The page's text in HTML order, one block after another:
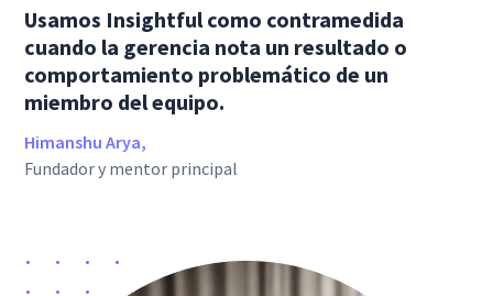
Usamos Insightful como contramedida
cuando la gerencia nota un resultado o
comportamiento problemático de un
miembro del equipo.
Himanshu Arya,
Fundador y mentor principal